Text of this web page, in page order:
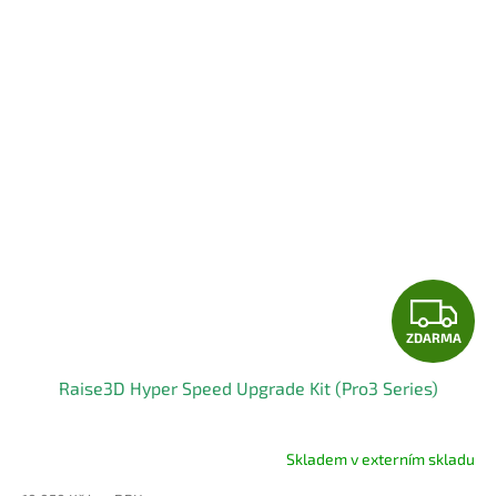
Z
D
R
ZDARMA
Raise3D Hyper Speed Upgrade Kit (Pro3 Series)
Skladem v externím skladu